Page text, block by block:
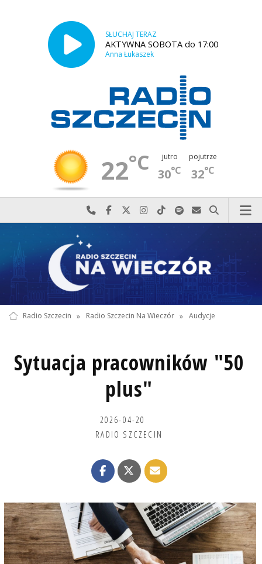
SŁUCHAJ TERAZ
AKTYWNA SOBOTA do 17:00
Anna Łukaszek
22°C jutro
30°C
pojutrze
32°C
Najlepiej po prostu do nas zadzwoń
Odwiedź nas na Facebook-u
Odwiedź nas na X
Odwiedź nas na Instagram-ie
Odwiedź nas na TikTok-u
Szukaj nas na Spotify
Wyślij do nas
Szukaj
Radio Szczecin » Radio Szczecin Na Wieczór » Audycje
Sytuacja pracowników "50
plus"
2026-04-20
RADIO SZCZECIN